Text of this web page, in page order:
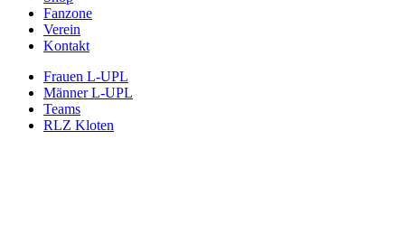
Fanzone
Verein
Kontakt
Frauen L-UPL
Männer L-UPL
Teams
RLZ Kloten